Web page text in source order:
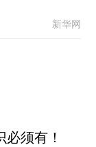
新华网
须有！